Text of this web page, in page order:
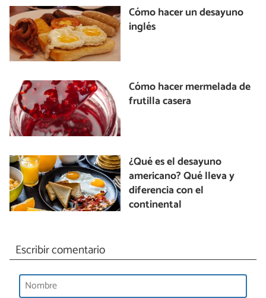
Cómo hacer un desayuno
inglés
Cómo hacer mermelada de
frutilla casera
¿Qué es el desayuno
americano? Qué lleva y
diferencia con el
continental
Escribir comentario